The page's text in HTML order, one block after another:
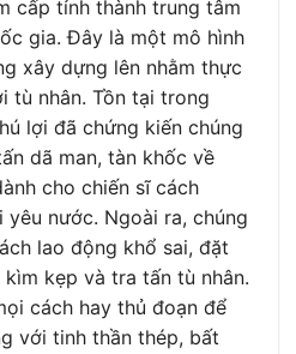
cấp tỉnh thành trung tâm
gia. Đây là một mô hình
xây dựng lên nhằm thực
tù nhân. Tồn tại trong
lợi đã chứng kiến chúng
dã man, tàn khốc về
cho chiến sĩ cách
yêu nước. Ngoài ra, chúng
lao động khổ sai, đặt
kẹp và tra tấn tù nhân.
cách hay thủ đoạn để
với tinh thần thép, bất